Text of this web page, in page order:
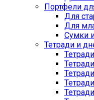
Портфели
Для
Для
Сумки
Тетради и